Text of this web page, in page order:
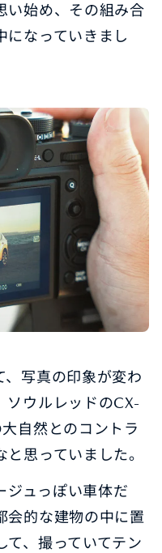
い始め、その組み合
になっていきまし
、写真の印象が変わ
ソウルレッドのCX-
自然とのコントラ
思っていました。
ジュっぽい車体だ
会的な建物の中に置
て、撮っていてテン